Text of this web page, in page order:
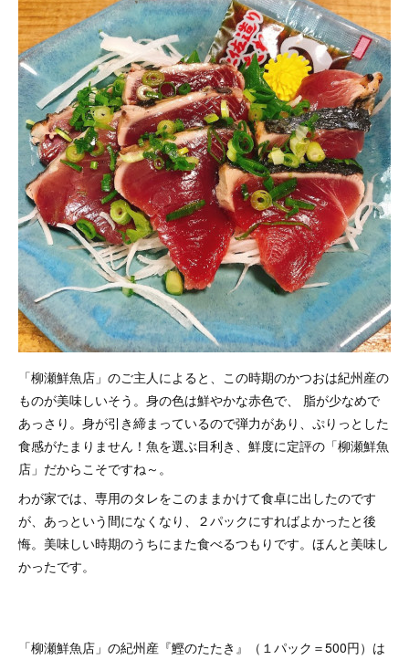
「柳瀬鮮魚店」のご主人によると、この時期のかつおは紀州産の
ものが美味しいそう。身の色は鮮やかな赤色で、 脂が少なめで
あっさり。身が引き締まっているので弾力があり、ぷりっとした
食感がたまりません！魚を選ぶ目利き、鮮度に定評の「柳瀬鮮魚
店」だからこそですね～。
わが家では、専用のタレをこのままかけて食卓に出したのです
が、あっという間になくなり、２パックにすればよかったと後
悔。美味しい時期のうちにまた食べるつもりです。ほんと美味し
かったです。
「柳瀬鮮魚店」の紀州産『鰹のたたき』（１パック＝500円）は